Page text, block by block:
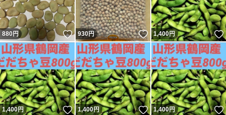
880円 いいね！
930円 いいね！
1,400円
1,400円 いいね！
1,400円 いいね！
1,400円